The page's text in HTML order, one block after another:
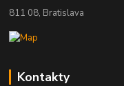
811 08, Bratislava
Kontakty